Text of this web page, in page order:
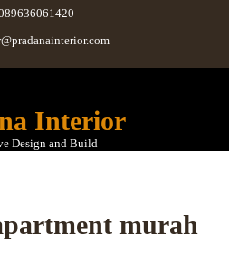
Interior
Design and Build
murah